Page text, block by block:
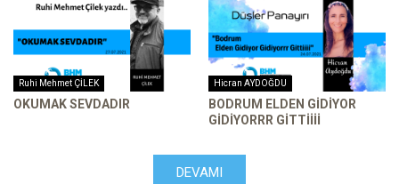
Ruhi Mehmet ÇİLEK
OKUMAK SEVDADIR
Hicran AYDOĞDU
BODRUM ELDEN GIDIYOR
GIDIYORRR GITTIIII
DEVAMI